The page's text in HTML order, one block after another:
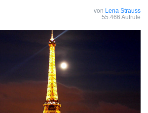
von Lena Strauss
55.466 Aufrufe